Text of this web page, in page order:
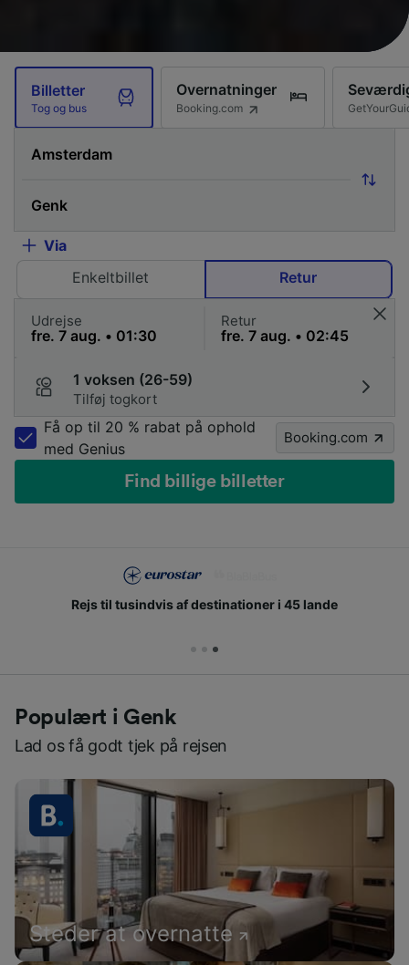
Billetter
Tog og bus
Overnatninger
Booking.com
Via
Enkeltbillet
Retur
Udrejse Retur
1 voksen (26-59)
Tilføj togkort
Få op til 20 % rabat på ophold
med Genius
Booking.com
Find billige billetter
Rejs til tusindvis af destinationer i 45 lande
Populært i Genk
Lad os få godt tjek på rejsen
Steder at overnatte